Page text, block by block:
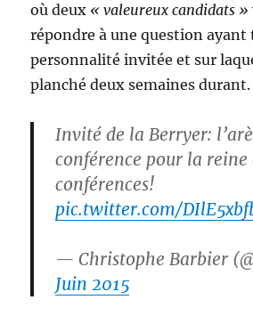
où deux « valeureux candidats »
répondre à une question ayant
personnalité invitée et sur
planché deux semaines durant.
Invité de la Berryer:
conférence pour la reine
conférences!
pic.twitter.com/
— Christophe Barbier
Juin 2015